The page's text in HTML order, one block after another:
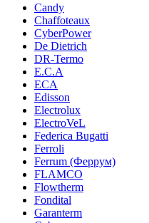
Candy
Chaffoteaux
CyberPower
De Dietrich
DR-Termo
E.C.A
ECA
Edisson
Electrolux
ElectroVeL
Federica Bugatti
Ferroli
Ferrum (Феррум)
FLAMCO
Flowtherm
Fondital
Garanterm